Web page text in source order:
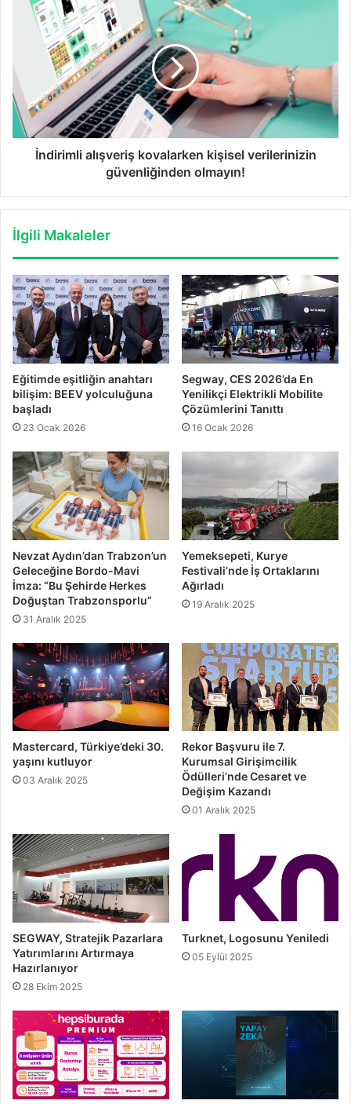
İndirimli
alışveriş
kovalarken
verilerinizin
güvenliğinden
olmayın!
İndirimli alışveriş kovalarken kişisel verilerinizin
güvenliğinden olmayın!
İlgili Makaleler
Eğitimde eşitliğin anahtarı
bilişim: BEEV yolculuğuna
başladı
23 Ocak 2026
Segway, CES 2026’da En
Yenilikçi Elektrikli Mobilite
Çözümlerini Tanıttı
16 Ocak 2026
Nevzat Aydın’dan Trabzon’un
Geleceğine Bordo-Mavi
İmza: “Bu Şehirde Herkes
Doğuştan Trabzonsporlu”
31 Aralık 2025
Yemeksepeti, Kurye
Festivali’nde İş Ortaklarını
Ağırladı
19 Aralık 2025
Mastercard, Türkiye’deki 30.
yaşını kutluyor
03 Aralık 2025
Rekor Başvuru ile 7.
Kurumsal Girişimcilik
Ödülleri’nde Cesaret ve
Değişim Kazandı
01 Aralık 2025
SEGWAY, Stratejik Pazarlara
Yatırımlarını Artırmaya
Hazırlanıyor
28 Ekim 2025
Turknet, Logosunu Yeniledi
05 Eylül 2025